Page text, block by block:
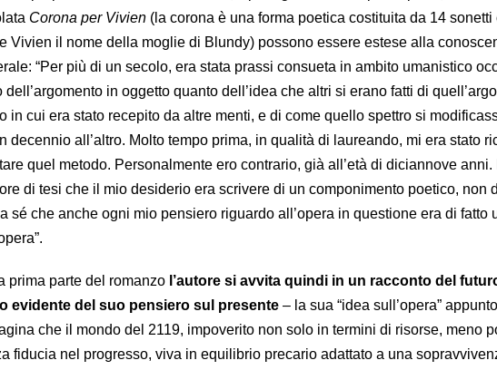
Corona per Vivien (la corona è una forma poetica costituita da 14 sonetti
Vivien il nome della moglie di Blundy) possono essere estese alla
“Per più di un secolo, era stata prassi consueta in ambito umanistico
dell’argomento in oggetto quanto dell’idea che altri si erano fatti di
in cui era stato recepito da altre menti, e di come quello spettro si
decennio all’altro. Molto tempo prima, in qualità di laureando, mi era stato
quel metodo. Personalmente ero contrario, già all’età di diciannove anni.
di tesi che il mio desiderio era scrivere di un componimento poetico, non
sé che anche ogni mio pensiero riguardo all’opera in questione era di fatto
prima parte del romanzo l’autore si avvita quindi in un racconto del
evidente del suo pensiero sul presente – la sua “idea sull’opera”
che il mondo del 2119, impoverito non solo in termini di risorse, meno
fiducia nel progresso, viva in equilibrio precario adattato a una